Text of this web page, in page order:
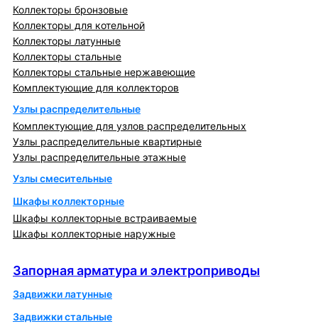
Коллекторы бронзовые
Коллекторы для котельной
Коллекторы латунные
Коллекторы стальные
Коллекторы стальные нержавеющие
Комплектующие для коллекторов
Узлы распределительные
Комплектующие для узлов распределительных
Узлы распределительные квартирные
Узлы распределительные этажные
Узлы смесительные
Шкафы коллекторные
Шкафы коллекторные встраиваемые
Шкафы коллекторные наружные
Запорная арматура и электроприводы
Задвижки латунные
Задвижки стальные